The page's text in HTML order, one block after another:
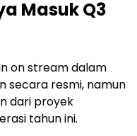
Masuk Q3
on stream dalam
secara resmi, namun
dari proyek
tahun ini.